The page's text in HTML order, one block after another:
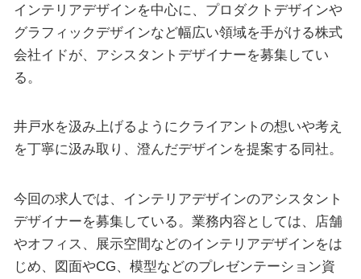
インテリアデザインを中心に、プロダクトデザインや
グラフィックデザインなど幅広い領域を手がける株式
会社イドが、アシスタントデザイナーを募集してい
る。
井戸水を汲み上げるようにクライアントの想いや考え
を丁寧に汲み取り、澄んだデザインを提案する同社。
今回の求人では、インテリアデザインのアシスタント
デザイナーを募集している。業務内容としては、店舗
やオフィス、展示空間などのインテリアデザインをは
じめ、図面やCG、模型などのプレゼンテーション資